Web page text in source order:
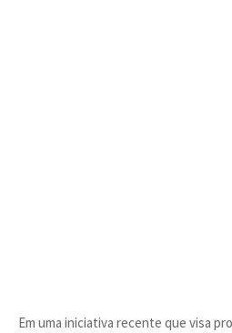
Em uma iniciativa recente que visa